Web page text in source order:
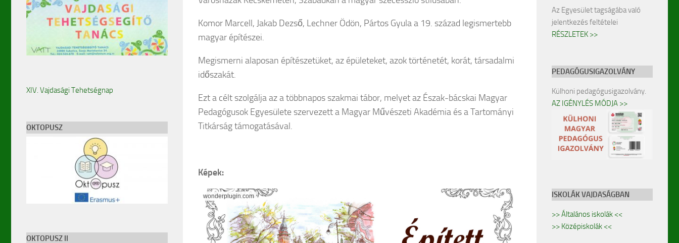
Komor Marcell, Jakab Dezső, Lechner Ödön, Pártos Gyula a 19. század legismertebb
magyar építészei.
Megismerni alaposan építészetüket, az épületeket, azok történetét, korát, társadalmi
időszakát.
Ezt a célt szolgálja az a többnapos szakmai tábor, melyet az Észak-bácskai Magyar
Pedagógusok Egyesülete szervezett a Magyar Művészeti Akadémia és a Tartományi
Titkárság támogatásával.
Képek:
wonderplugin.com
XIV. Vajdasági Tehetségnap
OKTOPUSZ
OKTOPUSZ II
Az Egyesület tagságába való
jelentkezés feltételei
RÉSZLETEK >>
PEDAGÓGUSIGAZOLVÁNY
Külhoni pedagógusigazolvány.
AZ IGÉNYLÉS MÓDJA >>
ISKOLÁK VAJDASÁGBAN
>> Általános iskolák <<
>> Középiskolák <<